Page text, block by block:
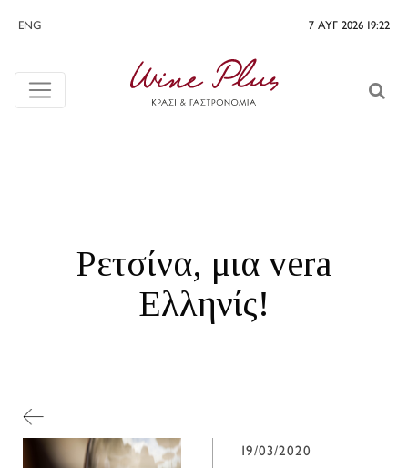
ENG 7 ΑΥΓ 2026 19:22
Ρετσίνα, μια vera
Ελληνίς!
19/03/2020